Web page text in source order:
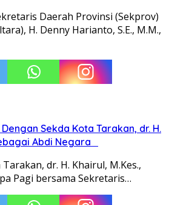
Daerah Provinsi (Sekprov)
H. Denny Harianto, S.E., M.M.,
Sekda Kota Tarakan, dr. H.
Abdi Negara
dr. H. Khairul, M.Kes.,
Pagi bersama Sekretaris…